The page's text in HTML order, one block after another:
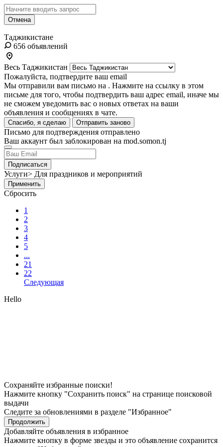
Отмена
Таджикистане
656 объявлений
Весь Таджикистан
Пожалуйста, подтвердите ваш email
Мы отправили вам письмо на . Нажмите на ссылку в этом
письме для того, чтобы подтвердить ваш адрес email, иначе мы
не сможем уведомить вас о новых ответах на ваши
объявления и сообщениях в чате.
Спасибо, я сделаю Отправить заново
Письмо для подтверждения отправлено
Ваш аккаунт был заблокирован на mod.somon.tj
Подписаться
Услуги> Для праздников и мероприятий
Применить
Сбросить
1
2
3
4
5
...
21
22
Следующая
Hello
Сохраняйте избранные поиски!
Нажмите кнопку "Сохранить поиск" на странице поисковой
выдачи
Следите за обновлениями в разделе "Избранное"
Продолжить
Добавляйте объявления в избранное
Нажмите кнопку в форме звезды и это объявление сохранится